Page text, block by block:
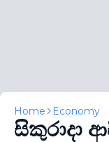
Home Economy
සිකුරාදා